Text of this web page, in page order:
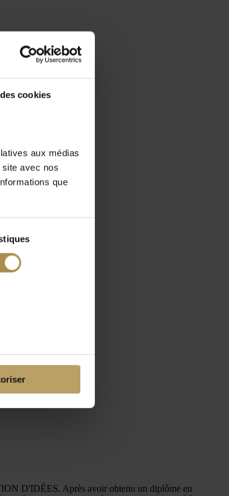
cookies
aux médias
avec nos
que
D'IDÉES. Après avoir obtenu un diplôme en